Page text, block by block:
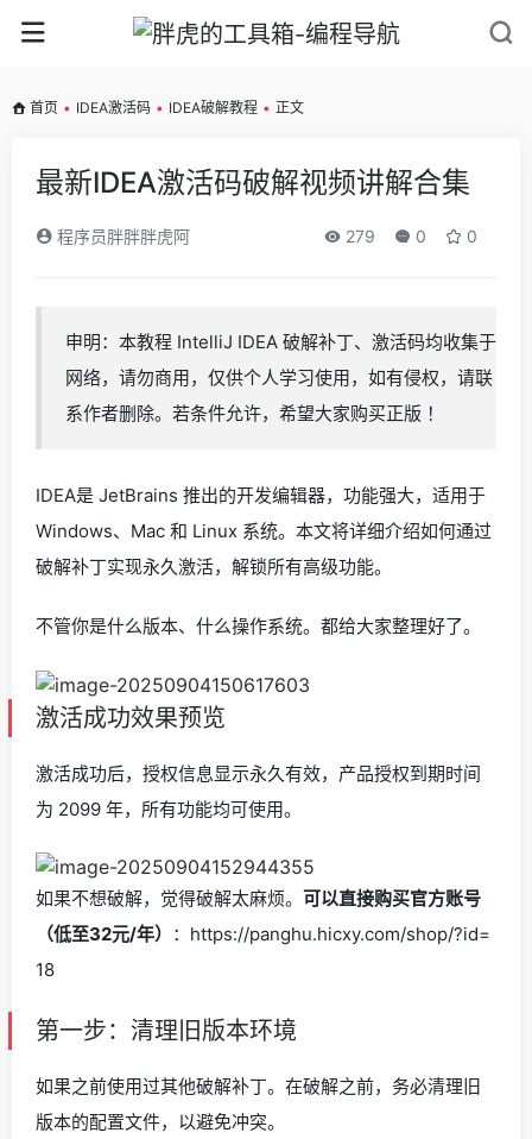
首页 • IDEA激活码 • IDEA破解教程 • 正文
最新IDEA激活码破解视频讲解合集
程序员胖胖胖虎阿 279 0 0
申明：本教程 IntelliJ IDEA 破解补丁、激活码均收集于
网络，请勿商用，仅供个人学习使用，如有侵权，请联
系作者删除。若条件允许，希望大家购买正版 ！
IDEA是 JetBrains 推出的开发编辑器，功能强大，适用于
Windows、Mac 和 Linux 系统。本文将详细介绍如何通过
破解补丁实现永久激活，解锁所有高级功能。
不管你是什么版本、什么操作系统。都给大家整理好了。
激活成功效果预览
激活成功后，授权信息显示永久有效，产品授权到期时间
为 2099 年，所有功能均可使用。
如果不想破解，觉得破解太麻烦。 可以直接购买官方账号
（低至32元/年） ：https://panghu.hicxy.com/shop/?id=
18
第一步：清理旧版本环境
如果之前使用过其他破解补丁。在破解之前，务必清理旧
版本的配置文件，以避免冲突。